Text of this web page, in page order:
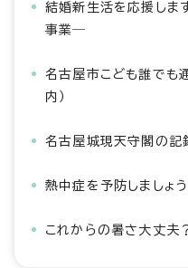
結婚新生活を応援し
事業―
名古屋市こども誰でも
内）
名古屋城現天守閣の記
熱中症を予防しましょう
これからの暑さ大丈夫